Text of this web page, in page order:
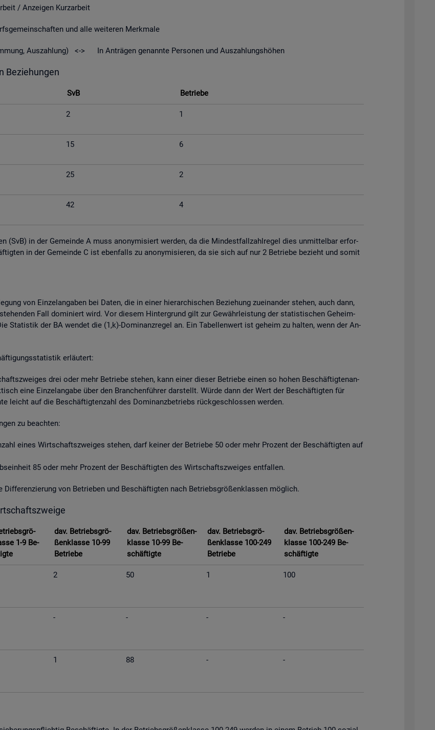
Kurz­ar­beit
und alle wei­te­ren Merk­ma­le
Aus­zah­lung) <-> In An­trä­gen ge­nann­te Per­so­nen und Aus­zah­lungs­hö­hen
Be­zie­hun­gen
SvB Be­trie­be
2 1
15 6
25 2
42 4
(SvB) in der Ge­mein­de A muss an­ony­mi­siert wer­den, da die Min­dest­fall­zahl­re­gel dies un­mit­tel­bar er­for­
in der Ge­mein­de C ist eben­falls zu an­ony­mi­sie­ren, da sie sich auf nur 2 Be­trie­be be­zieht und somit
von Ein­zel­an­ga­ben bei Daten, die in einer hier­ar­chi­schen Be­zie­hung zu­ein­an­der ste­hen, auch dann,
Fall do­mi­niert wird. Vor die­sem Hin­ter­grund gilt zur Ge­währ­leis­tung der sta­tis­ti­schen Ge­heim­
Sta­tis­tik der BA wen­det die (1,k)-Do­mi­nanz­re­gel an. Ein Ta­bel­len­wert ist ge­heim zu hal­ten, wenn der An­
er­läu­tert:
drei oder mehr Be­trie­be ste­hen, kann einer die­ser Be­trie­be einen so hohen Be­schäf­tig­ten­an­
eine Ein­zel­an­ga­be über den Bran­chen­füh­rer dar­stellt. Würde dann der Wert der Be­schäf­tig­ten für
leicht auf die Be­schäf­tig­ten­zahl des Do­mi­nanz­be­triebs rück­ge­schlos­sen wer­den.
zu be­ach­ten:
eines Wirt­schafts­zwei­ges ste­hen, darf kei­ner der Be­trie­be 50 oder mehr Pro­zent der Be­schäf­tig­ten auf
85 oder mehr Pro­zent der Be­schäf­tig­ten des Wirt­schafts­zwei­ges ent­fal­len.
von Be­trie­ben und Be­schäf­tig­ten nach Be­triebs­grö­ßen­klas­sen mög­lich.
1-9 Be­
dav. Be­triebs­grö­
ßen­klas­se 10-99
Be­trie­be
dav. Be­triebs­grö­ßen­
klas­se 10-99 Be­
schäf­tig­te
dav. Be­triebs­grö­
ßen­klas­se 100-249
Be­trie­be
dav. Be­triebs­grö­ßen­
klas­se 100-249 Be­
schäf­tig­te
2 50 1 100
- - - -
1 88 - -